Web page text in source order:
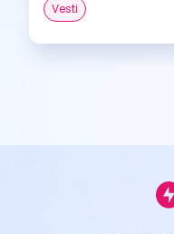
Vesti